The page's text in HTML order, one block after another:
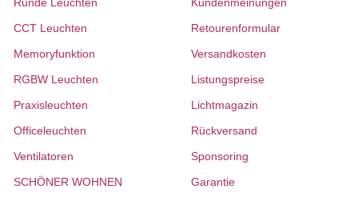
CCT Leuchten
Memoryfunktion
RGBW Leuchten
Praxisleuchten
Officeleuchten
Ventilatoren
SCHÖNER WOHNEN
Retourenformular
Versandkosten
Listungspreise
Lichtmagazin
Rückversand
Sponsoring
Garantie